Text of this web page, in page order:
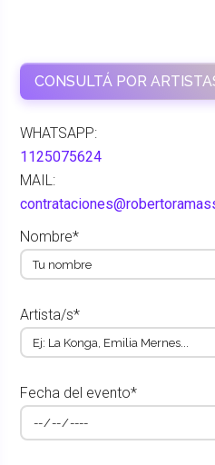
CONSULTÁ POR
WHATSAPP:
1125075624
MAIL:
Nombre*
Artista/s*
Fecha del evento*